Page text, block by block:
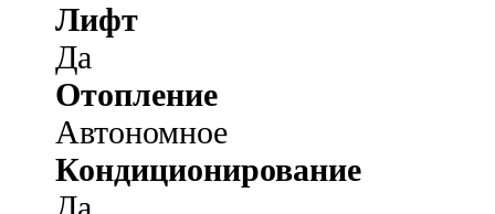
Лифт
Да
Отопление
Автономное
Кондиционирование